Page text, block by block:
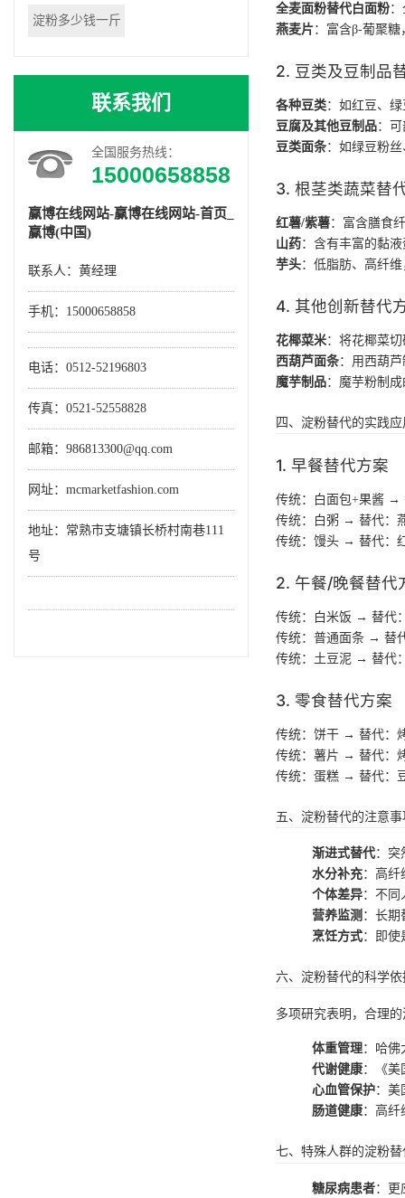
淀粉多少钱一斤
联系我们
全国服务热线：
15000658858
赢博在线网站-赢博在线网站-首页_
赢博(中国)
联系人：黄经理
手机： 15000658858
电话：0512-52196803
传真：0521-52558828
邮箱：986813300@qq.com
网址：mcmarketfashion.com
地址：常熟市支塘镇长桥村南巷111
号
全麦面粉替代白面粉
燕麦片：富含β-葡聚
2. 豆类及豆制品
各种豆类：如红豆、
豆腐及其他豆制品：
豆类面条：如绿豆粉
3. 根茎类蔬菜替
红薯/紫薯：富含膳食
山药：含有丰富的黏
芋头：低脂肪、高纤
4. 其他创新替代
花椰菜米：将花椰菜
西葫芦面条：用西葫
魔芋制品：魔芋粉制
四、淀粉替代的实践应
1. 早餐替代方案
传统：白面包+果酱 →
传统：白粥 → 替代：
传统：馒头 → 替代：
2. 午餐/晚餐替代
传统：白米饭 → 替代
传统：普通面条 → 替
传统：土豆泥 → 替代
3. 零食替代方案
传统：饼干 → 替代：
传统：薯片 → 替代：
传统：蛋糕 → 替代：
五、淀粉替代的注意事
渐进式替代：突
水分补充：高纤
个体差异：不同
营养监测 ：长期
烹饪方式：即使
六、淀粉替代的科学依
多项研究表明，合理
体重管理：哈佛
代谢健康：《美
心血管保护：美
肠道健康：高纤
七、特殊人群的淀粉
糖尿病患者：更